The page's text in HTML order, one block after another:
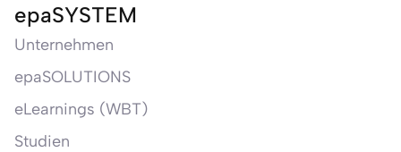
epaSYSTEM
Unternehmen
epaSOLUTIONS
eLearnings (WBT)
Studien